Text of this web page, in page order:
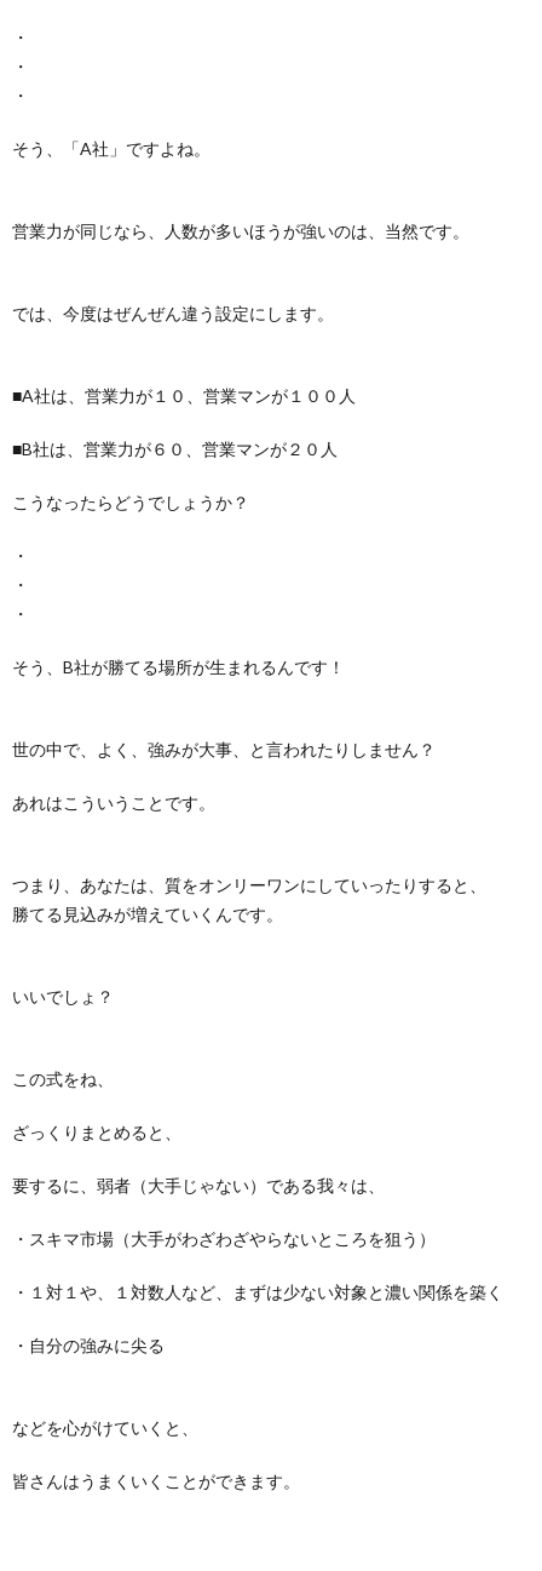
・
・
・
そう、「A社」ですよね。
営業力が同じなら、人数が多いほうが強いのは、当然です。
では、今度はぜんぜん違う設定にします。
■A社は、営業力が１０、営業マンが１００人
■B社は、営業力が６０、営業マンが２０人
こうなったらどうでしょうか？
・
・
・
そう、B社が勝てる場所が生まれるんです！
世の中で、よく、強みが大事、と言われたりしません？
あれはこういうことです。
つまり、あなたは、質をオンリーワンにしていったりすると、
勝てる見込みが増えていくんです。
いいでしょ？
この式をね、
ざっくりまとめると、
要するに、弱者（大手じゃない）である我々は、
・スキマ市場（大手がわざわざやらないところを狙う）
・１対１や、１対数人など、まずは少ない対象と濃い関係を築く
・自分の強みに尖る
などを心がけていくと、
皆さんはうまくいくことができます。